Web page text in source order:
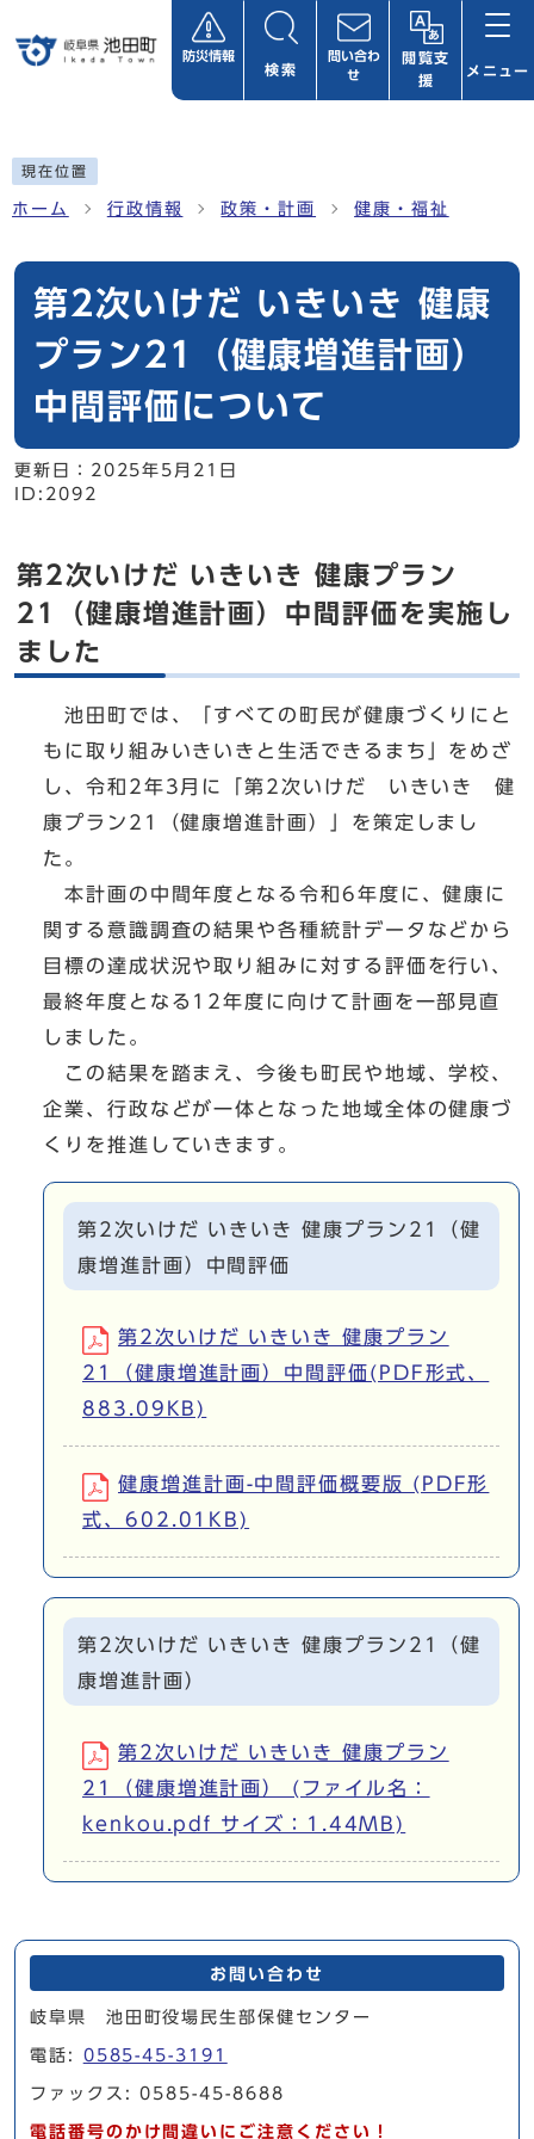
防災情報
検索
問い合わ
せ
閲覧支
援
メニュー
現在位置
ホーム 行政情報 政策・計画 健康・福祉
第2次いけだ いきいき 健康
プラン21（健康増進計画）
中間評価について
更新日： 2025年5月21日
ID:2092
第2次いけだ いきいき 健康プラン
21（健康増進計画）中間評価を実施し
ました
池田町では、「すべての町民が健康づくりにと
もに取り組みいきいきと生活できるまち」をめざ
し、令和2年3月に「第2次いけだ いきいき 健
康プラン21（健康増進計画）」を策定しまし
た。
本計画の中間年度となる令和6年度に、健康に
関する意識調査の結果や各種統計データなどから
目標の達成状況や取り組みに対する評価を行い、
最終年度となる12年度に向けて計画を一部見直
しました。
この結果を踏まえ、今後も町民や地域、学校、
企業、行政などが一体となった地域全体の健康づ
くりを推進していきます。
第2次いけだ いきいき 健康プラン21（健
康増進計画）中間評価
第2次いけだ いきいき 健康プラン
21（健康増進計画）中間評価(PDF形式、
883.09KB)
健康増進計画-中間評価概要版 (PDF形
式、602.01KB)
第2次いけだ いきいき 健康プラン21（健
康増進計画）
第2次いけだ いきいき 健康プラン
21（健康増進計画） (ファイル名：
kenkou.pdf サイズ：1.44MB)
お問い合わせ
岐阜県 池田町役場民生部保健センター
電話: 0585-45-3191
ファックス: 0585-45-8688
電話番号のかけ間違いにご注意ください！